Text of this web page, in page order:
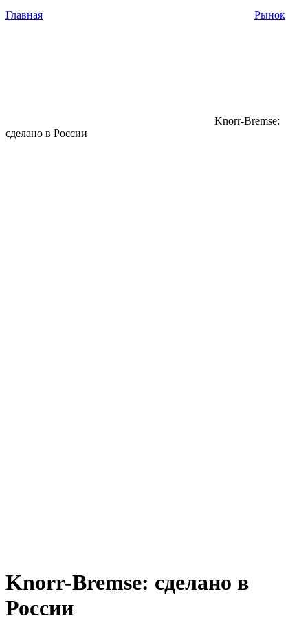
Главная Рынок
Knorr-Bremse:
сделано в России
Knorr-Bremse: сделано в
России